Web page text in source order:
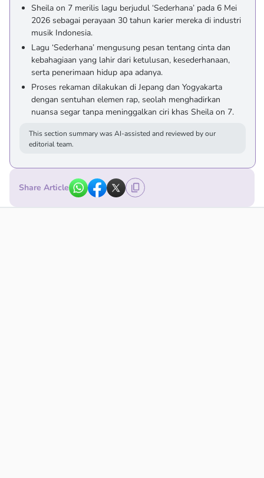
Sheila on 7 merilis lagu berjudul ‘Sederhana’ pada 6 Mei
2026 sebagai perayaan 30 tahun karier mereka di industri
musik Indonesia.
Lagu ‘Sederhana’ mengusung pesan tentang cinta dan
kebahagiaan yang lahir dari ketulusan, kesederhanaan,
serta penerimaan hidup apa adanya.
Proses rekaman dilakukan di Jepang dan Yogyakarta
dengan sentuhan elemen rap, seolah menghadirkan
nuansa segar tanpa meninggalkan ciri khas Sheila on 7.
This section summary was AI-assisted and reviewed by our
editorial team.
Share Article